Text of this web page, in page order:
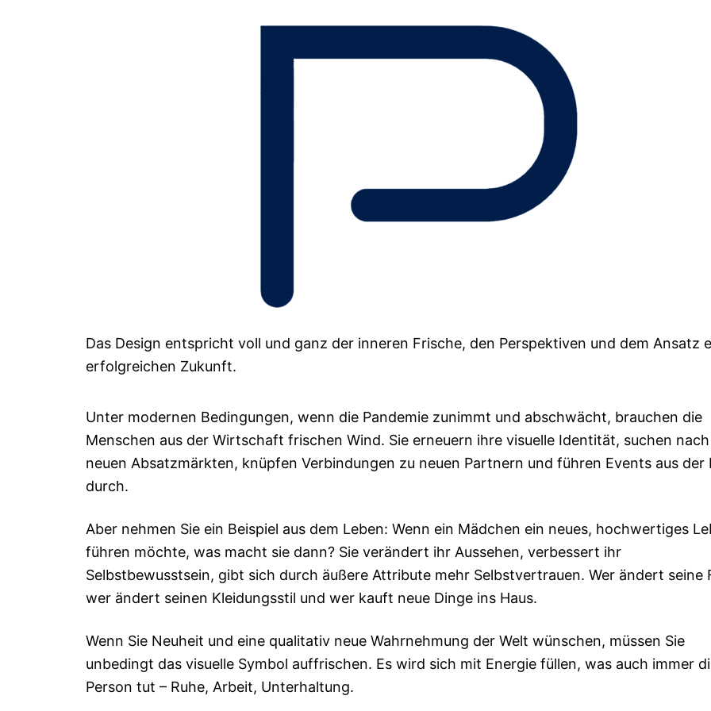
Das Design entspricht voll und ganz der inneren Frische, den Perspektiven und dem Ansatz
erfolgreichen Zukunft.
Unter modernen Bedingungen, wenn die Pandemie zunimmt und abschwächt, brauchen die
Menschen aus der Wirtschaft frischen Wind. Sie erneuern ihre visuelle Identität, suchen nach
neuen Absatzmärkten, knüpfen Verbindungen zu neuen Partnern und führen Events aus der
durch.
Aber nehmen Sie ein Beispiel aus dem Leben: Wenn ein Mädchen ein neues, hochwertiges
führen möchte, was macht sie dann? Sie verändert ihr Aussehen, verbessert ihr
Selbstbewusstsein, gibt sich durch äußere Attribute mehr Selbstvertrauen. Wer ändert seine
wer ändert seinen Kleidungsstil und wer kauft neue Dinge ins Haus.
Wenn Sie Neuheit und eine qualitativ neue Wahrnehmung der Welt wünschen, müssen Sie
unbedingt das visuelle Symbol auffrischen. Es wird sich mit Energie füllen, was auch immer
Person tut – Ruhe, Arbeit, Unterhaltung.